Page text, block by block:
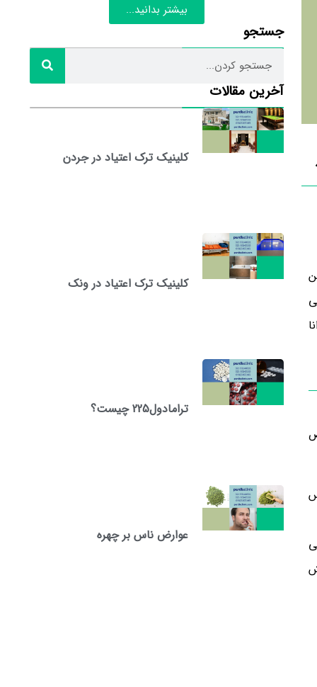
بیشتر بدانید...
جستجو
آخرین مقالات
کلینیک ترک اعتیاد در جردن
کلینیک ترک اعتیاد در ونک
ترامادول225 چیست؟
عوارض ناس بر چهره